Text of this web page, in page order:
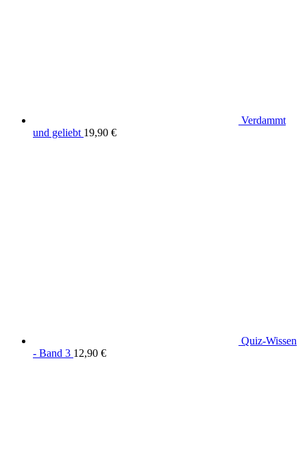
Verdammt
und geliebt 19,90 €
Quiz-Wissen
- Band 3 12,90 €